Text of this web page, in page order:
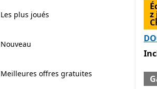
Les plus joués
Nouveau
Meilleures offres gratuites
z